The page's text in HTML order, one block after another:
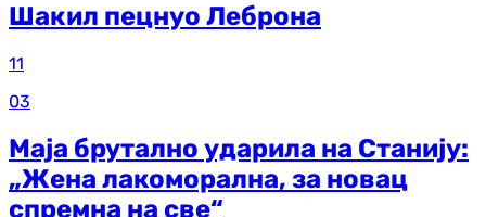
Шакил пецнуо Леброна
11
03
Маја брутално ударила на Станију:
„Жена лакоморална, за новац
спремна на све“